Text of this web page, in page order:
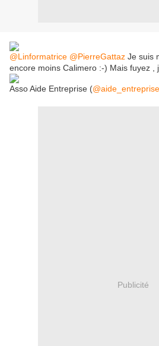
@Linformatrice @PierreGattaz Je suis
encore moins Calimero :-) Mais fuyez ,
Asso Aide Entreprise (@aide_entreprise
Publicité